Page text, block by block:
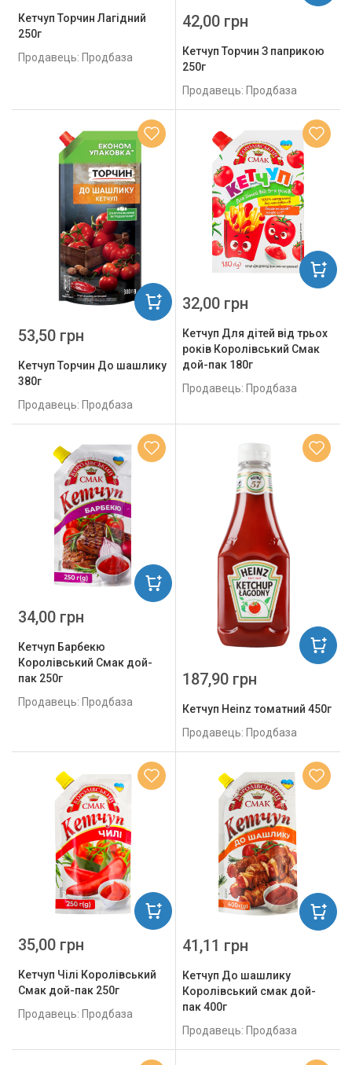
Кетчуп Торчин Лагідний
250г
Продавець: Продбаза
Кетчуп Торчин З паприкою
250г
Продавець: Продбаза
42,00 грн
Кетчуп Торчин До шашлику
380г
Продавець: Продбаза
53,50 грн
Кетчуп Для дітей від трьох
років Королівський Смак
дой-пак 180г
Продавець: Продбаза
32,00 грн
Кетчуп Барбекю
Королівський Смак дой-
пак 250г
Продавець: Продбаза
34,00 грн
Кетчуп Heinz томатний 450г
Продавець: Продбаза
187,90 грн
Кетчуп Чілі Королівський
Смак дой-пак 250г
Продавець: Продбаза
35,00 грн
Кетчуп До шашлику
Королівський смак дой-
пак 400г
Продавець: Продбаза
41,11 грн